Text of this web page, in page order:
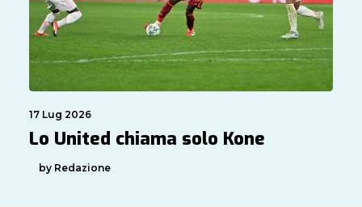
17 Lug 2026
Lo United chiama solo Kone
by Redazione